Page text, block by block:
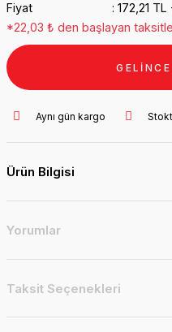
Fiyat
172,21 TL
*22,03 ₺ den başlayan
Aynı gün kargo
Ürün Bilgisi
Yorumlar
Taksit Seçenekleri